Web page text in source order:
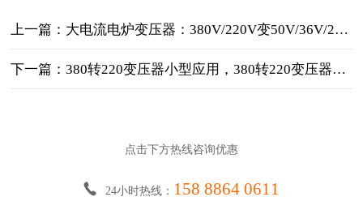
上一篇：大电流电炉变压器：380V/220V变50V/36V/24V/12V/10V的多电压定制化解决方案
下一篇：380转220变压器小型应用，380转220变压器小型的选型
点击下方热线咨询优惠
24小时热线： 158 8864 0611